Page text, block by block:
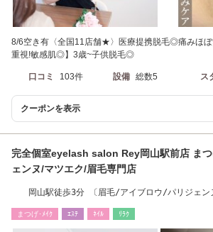
8/6空き有〈全国11店舗★〉医療提携脱毛◎痛みほ
重視!敏感肌◎】3歳~子供脱毛◎
口コミ 103件 設備 総数5 ス
クーポンを表示
完全個室eyelash salon Rey岡山駅前店 ま
ェンヌ/マツエク/眉毛専門店
岡山駅徒歩3分 〔眉毛/アイブロウ/パリジェン
まつげ･ﾒｲｸ ｴｽﾃ ﾈｲﾙ ﾘﾗｸ